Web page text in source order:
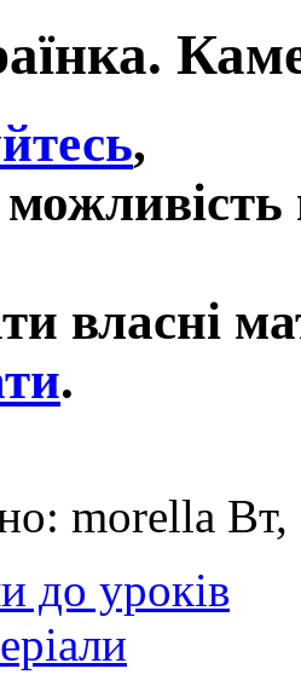
,
власні
.
morella
до уроків